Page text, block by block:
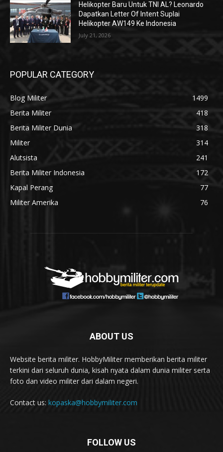
Helikopter Baru Untuk TNI AL? Leonardo
Dapatkan Letter Of Intent Suplai
Helikopter AW149 Ke Indonesia
July 21, 2026
POPULAR CATEGORY
Blog Militer
1499
Berita Militer
418
Berita Militer Dunia
318
Militer
314
Alutsista
241
Berita Militer Indonesia
172
Kapal Perang
77
Militer Amerika
76
ABOUT US
Website berita militer. HobbyMiliter memberikan berita militer
terkini dari seluruh dunia, kisah nyata dalam dunia militer serta
foto dan video militer dari dalam negeri.
Contact us: kopaska@hobbymiliter.com
FOLLOW US